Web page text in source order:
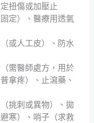
扭傷或加壓止
定）、醫療用透氣
或人工皮）、防水
需醫師處方，用於
拿疼）、止瀉藥、
挑刺或異物）、拋
寒）、哨子（求救